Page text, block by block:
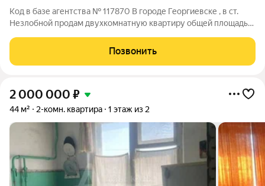
Код в базе агентства № 117870 В городе Георгиевске , в ст.
Незлобной продам двухкомнатную квартиру общей площадью
ремонта. В доме сделан капитальный ремонт.
Позвонить
2 000 000 ₽
44 м² 2-комн. квартира 1 этаж из 2